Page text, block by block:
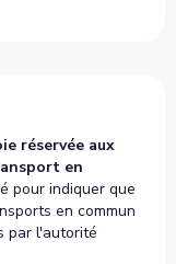
réservée aux
en
pour indiquer que
en commun
par l'autorité